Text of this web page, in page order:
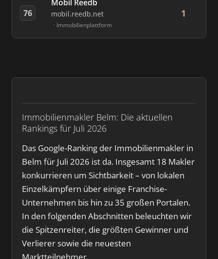
Immobilienmakler Belm: Die aktuellen
Rankings für Juli 2026
Das Google-Ranking der Immobilienmakler in
Belm für Juli 2026 ist da. Insgesamt 18 Makler
konkurrieren um Sichtbarkeit – von lokalen
Einzelkämpfern über einige Franchise-
Unternehmen bis hin zu 35 großen Portalen.
In den folgenden Abschnitten beleuchten wir
die Spitzenreiter, die größten Gewinner und
Verlierer sowie die neuesten
76
Mobil Reedb
mobil.reedb.net
Immobilienplattform
1